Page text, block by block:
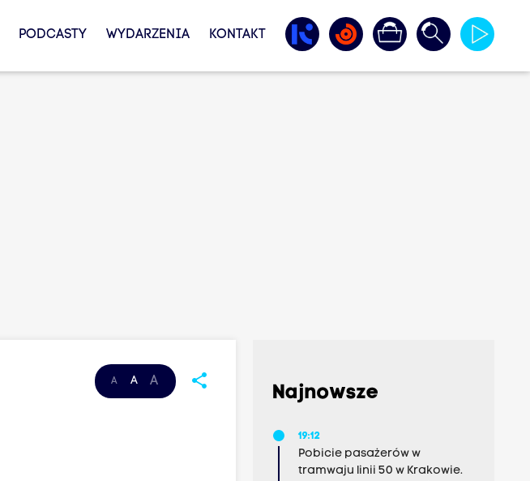
PODCASTY WYDARZENIA KONTAKT
A A A share
Najnowsze
19:12
Pobicie pasażerów w
tramwaju linii 50 w Krakowie.